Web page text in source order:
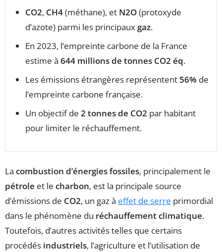
CO2, CH4(méthane), et N2O(protoxyde
d’azote) parmi les principaux gaz.
En 2023, l’empreinte carbone de la France
estime à 644 millions de tonnes CO2 éq.
Les émissions étrangères représentent 56% de
l’empreinte carbone française.
Un objectif de 2 tonnes de CO2 par habitant
pour limiter le réchauffement.
La combustion d’énergies fossiles, principalement le
pétrole et le charbon, est la principale source
d’émissions de CO2, un gaz à effet de serre primordial
dans le phénomène du réchauffement climatique.
Toutefois, d’autres activités telles que certains
procédés industriels, l’agriculture et l’utilisation de